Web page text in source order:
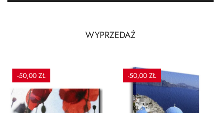
WYPRZEDAŻ
-50,00 ZŁ -50,00 ZŁ